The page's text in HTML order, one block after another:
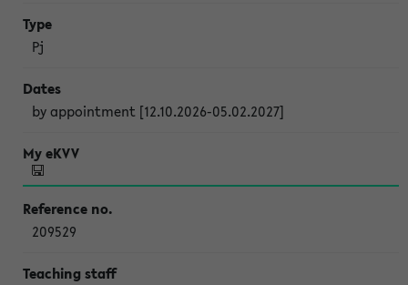
Pj
by appointment [12.10.2026-05.02.2027]
209529